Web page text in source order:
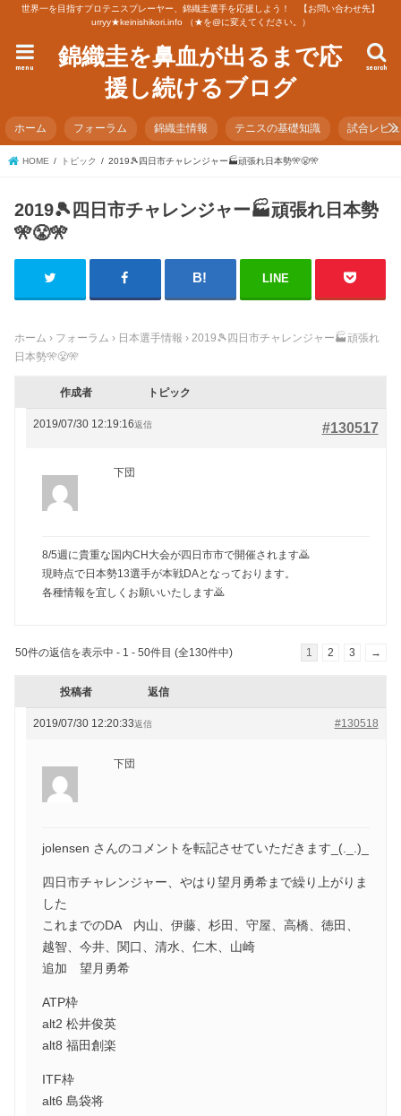
世界一を目指すプロテニスプレーヤー、錦織圭選手を応援しよう！ 【お問い合わせ先】
urryy★keinishikori.info （★を@に変えてください。）
錦織圭を鼻血が出るまで応
援し続けるブログ
search
menu
ホーム フォーラム 錦織圭情報 テニスの基礎知識 試合レビ
HOME トピック 2019🎾四日市チャレンジャー🏭頑張れ日本勢🎌😤🎌
2019🎾四日市チャレンジャー🏭頑張れ日本勢
🎌😤🎌
LINE
ホーム › フォーラム › 日本選手情報 › 2019🎾四日市チャレンジャー🏭頑張れ
日本勢🎌😤🎌
作成者 トピック
2019/07/30 12:19:16 #130517
返信
下団
8/5週に貴重な国内CH大会が四日市市で開催されます🙇
現時点で日本勢13選手が本戦DAとなっております。
各種情報を宜しくお願いいたします🙇
50件の返信を表示中 - 1 - 50件目 (全130件中) 1 2 3 →
投稿者 返信
2019/07/30 12:20:33 #130518
返信
下団
jolensen さんのコメントを転記させていただきます_(._.)_
四日市チャレンジャー、やはり望月勇希まで繰り上がりま
した
これまでのDA 内山、伊藤、杉田、守屋、高橋、徳田、
越智、今井、関口、清水、仁木、山崎
追加 望月勇希
ATP枠
alt2 松井俊英
alt8 福田創楽
ITF枠
alt6 島袋将